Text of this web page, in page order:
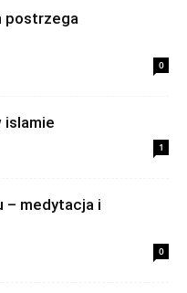
postrzega
0
islamie
1
– medytacja i
0